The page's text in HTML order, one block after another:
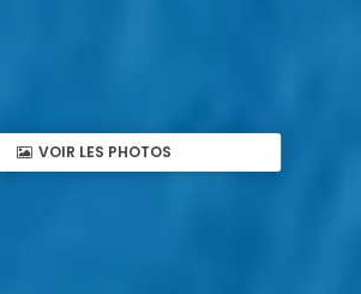
VOIR LES PHOTOS